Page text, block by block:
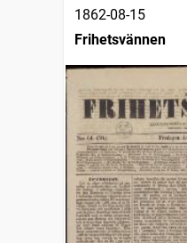
1862-08-15
Frihetsvännen